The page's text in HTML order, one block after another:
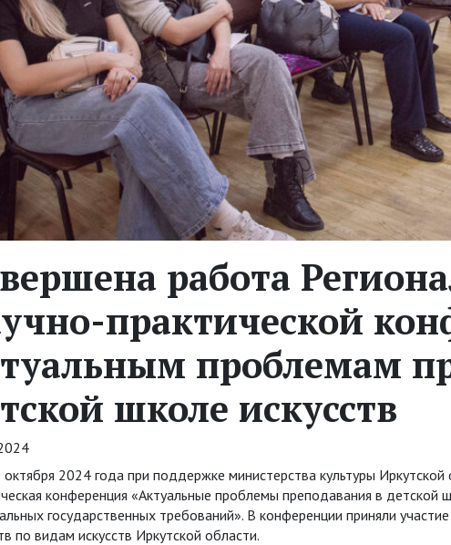
работа
практической
проблемам
школе искусств
2024 года при поддержке министерства культуры Иркутской
конференция «Актуальные проблемы преподавания в детской
государственных требований». В конференции приняли
по видам искусств Иркутской области.